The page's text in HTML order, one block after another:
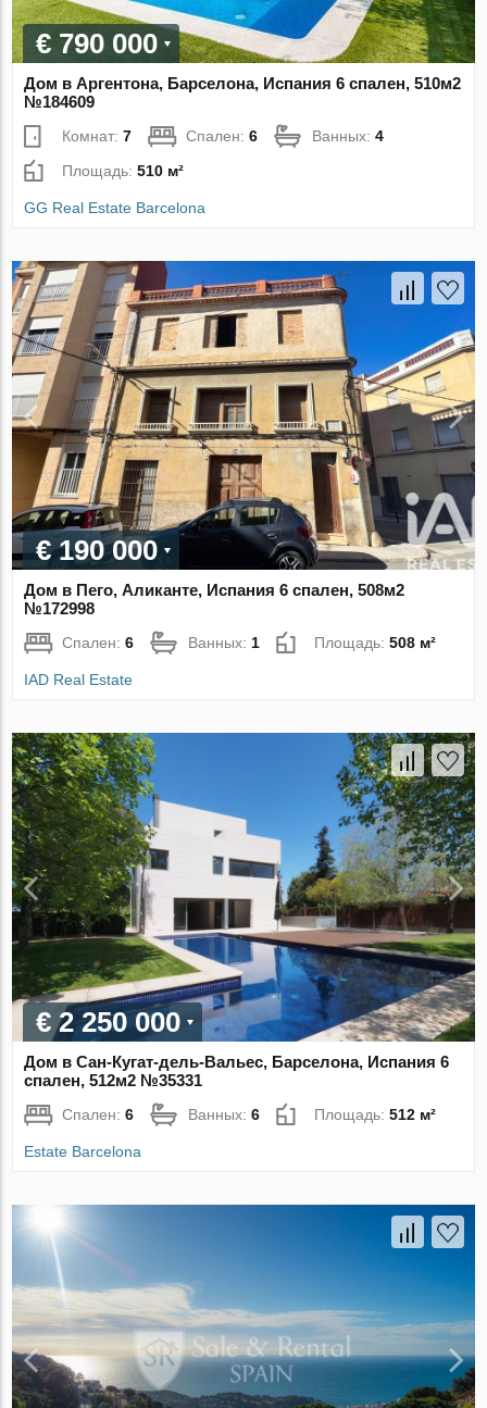
€ 790 000
Дом в Аргентона, Барселона, Испания 6 спален, 510м2
№184609
Комнат:7 Спален:6 Ванных:4
Площадь:510 м²
GG Real Estate Barcelona
€ 190 000
Дом в Пего, Аликанте, Испания 6 спален, 508м2
№172998
Спален:6 Ванных: 1 Площадь:508 м²
IAD Real Estate
€ 2 250 000
Дом в Сан-Кугат-дель-Вальес, Барселона, Испания 6
спален, 512м2 №35331
Спален:6 Ванных:6 Площадь:512 м²
Estate Barcelona